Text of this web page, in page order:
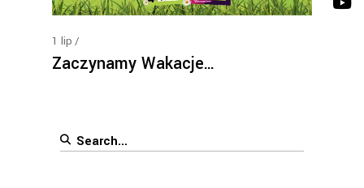
1 lip
Zaczynamy Wakacje…
Search